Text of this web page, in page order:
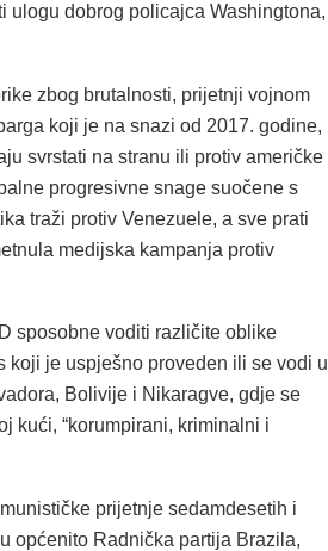
dobrog policajca Washingtona,
zbog brutalnosti, prijetnji vojnom
koji je na snazi od 2017. godine,
svrstati na stranu ili protiv američke
progresivne snage suočene s
traži protiv Venezuele, a sve prati
medijska kampanja protiv
sposobne voditi različite oblike
koji je uspješno proveden ili se vodi u
Bolivije i Nikaragve, gdje se
kući, “korumpirani, kriminalni i
prijetnje sedamdesetih i
općenito Radnička partija Brazila,